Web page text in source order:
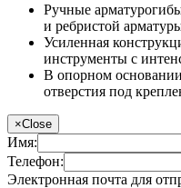
Ручные
и ребристой
Усиленная
инструменты с
В опорном
отверстия под
×Close
Имя:
Телефон:
Электронная почта для